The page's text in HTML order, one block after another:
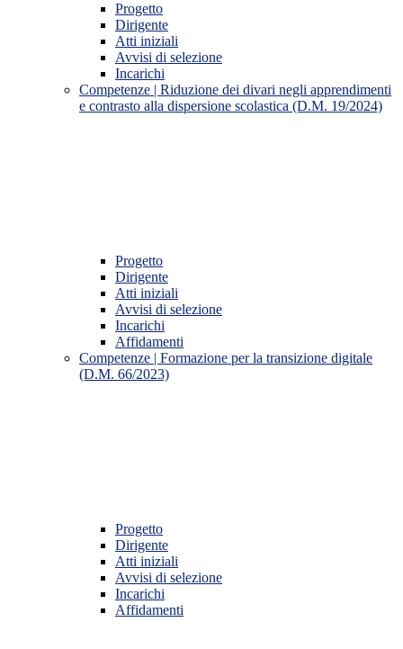
Progetto
Dirigente
Atti iniziali
Avvisi di selezione
Incarichi
Competenze | Riduzione dei divari negli apprendimenti
e contrasto alla dispersione scolastica (D.M. 19/2024)
Progetto
Dirigente
Atti iniziali
Avvisi di selezione
Incarichi
Affidamenti
Competenze | Formazione per la transizione digitale
(D.M. 66/2023)
Progetto
Dirigente
Atti iniziali
Avvisi di selezione
Incarichi
Affidamenti